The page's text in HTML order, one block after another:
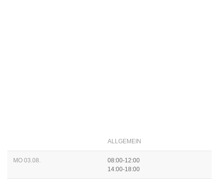
ALLGEMEIN
MO 03.08.
08:00-12:00
14:00-18:00